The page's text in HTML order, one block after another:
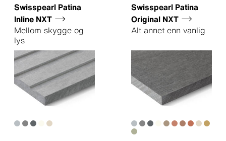
Swisspearl Patina
Inline NXT
Mellom skygge og
lys
Swisspearl Patina
Original NXT
Alt annet enn vanlig